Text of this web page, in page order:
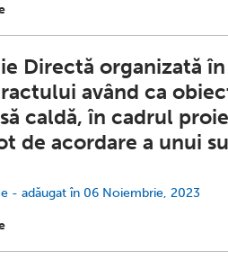
Directă organizată
având ca
caldă, în cadrul
de acordare a unui
- adăugat în 06 Noiembrie, 2023